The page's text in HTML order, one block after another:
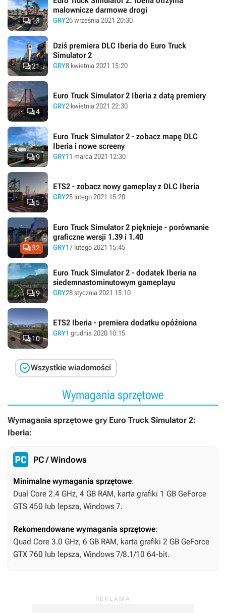
13
malownicze darmowe drogi
GRY26 września 2021 20:30
21
Dziś premiera DLC Iberia do Euro Truck
Simulator 2
GRY8 kwietnia 2021 15:20
4
Euro Truck Simulator 2 Iberia z datą premiery
GRY2 kwietnia 2021 22:30
9
Euro Truck Simulator 2 - zobacz mapę DLC
Iberia i nowe screeny
GRY11 marca 2021 12:30
5
ETS2 - zobacz nowy gameplay z DLC Iberia
GRY25 lutego 2021 15:20
32
Euro Truck Simulator 2 pięknieje - porównanie
graficzne wersji 1.39 i 1.40
GRY17 lutego 2021 15:45
9
Euro Truck Simulator 2 - dodatek Iberia na
siedemnastominutowym gameplayu
GRY28 stycznia 2021 15:10
10
ETS2 Iberia - premiera dodatku opóźniona
GRY1 grudnia 2020 10:15
Wszystkie wiadomości
Wymagania sprzętowe
Wymagania sprzętowe gry Euro Truck Simulator 2:
Iberia:
PC / Windows
Minimalne wymagania sprzętowe:
Dual Core 2.4 GHz, 4 GB RAM, karta grafiki 1 GB GeForce
GTS 450 lub lepsza, Windows 7.
Rekomendowane wymagania sprzętowe:
Quad Core 3.0 GHz, 6 GB RAM, karta grafiki 2 GB GeForce
GTX 760 lub lepsza, Windows 7/8.1/10 64-bit.